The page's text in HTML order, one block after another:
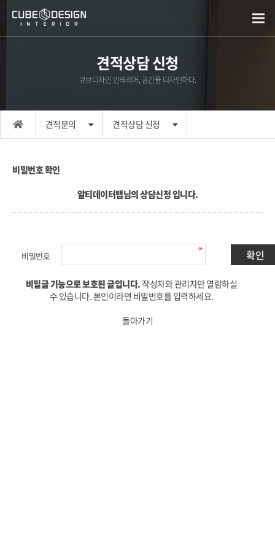
견적상담 신청
큐브디자인 인테리어, 공간을 디자인하다.
견적문의 견적상담 신청
비밀번호 확인
알티데이터랩님의 상담신청 입니다.
비밀번호
비밀글 기능으로 보호된 글입니다. 작성자와 관리자만 열람하실
수 있습니다. 본인이라면 비밀번호를 입력하세요.
돌아가기